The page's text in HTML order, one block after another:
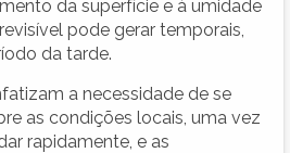
da superfície e à umidade
pode gerar temporais,
da tarde.
a necessidade de se
as condições locais, uma vez
rapidamente, e as